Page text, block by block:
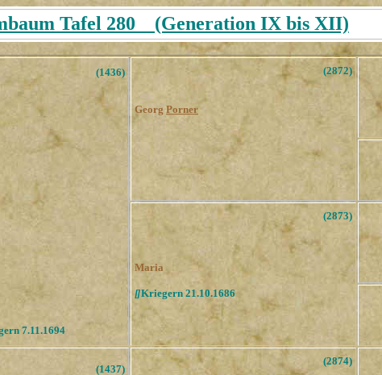
Tafel 280 (Generation IX bis XII)
(1436)
7.11.1694
(2872)
Georg Porner
(2873)
Maria
[] Kriegern 21.10.1686
(1437)
(2874)